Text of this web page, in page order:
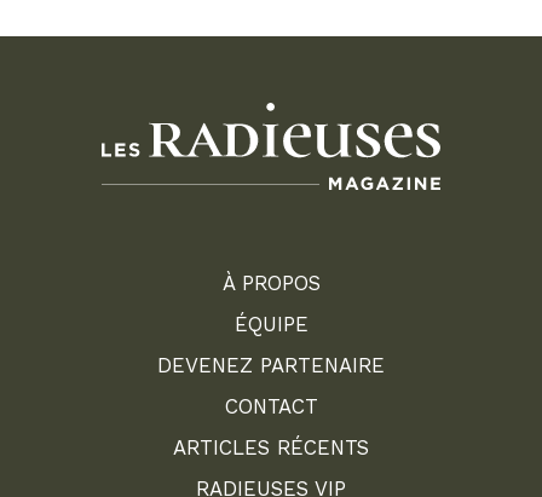
À PROPOS
ÉQUIPE
DEVENEZ PARTENAIRE
CONTACT
ARTICLES RÉCENTS
RADIEUSES VIP